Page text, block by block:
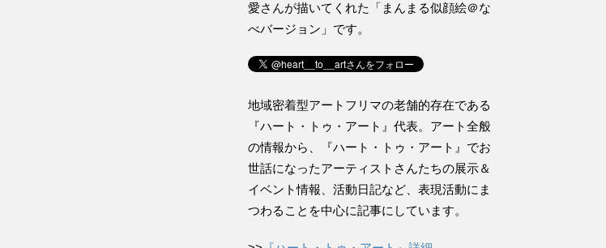
愛さんが描いてくれた「まんまる似顔絵＠な
べバージョン」です。
地域密着型アートフリマの老舗的存在である
『ハート・トゥ・アート』代表。アート全般
の情報から、『ハート・トゥ・アート』でお
世話になったアーティストさんたちの展示＆
イベント情報、活動日記など、表現活動にま
つわることを中心に記事にしています。